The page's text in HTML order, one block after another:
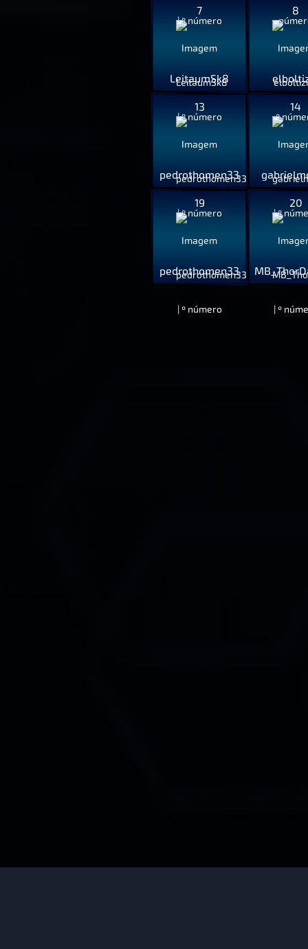
7
LeitaumSk8
8
13
pedrothomen33
14
19
pedrothomen33
20